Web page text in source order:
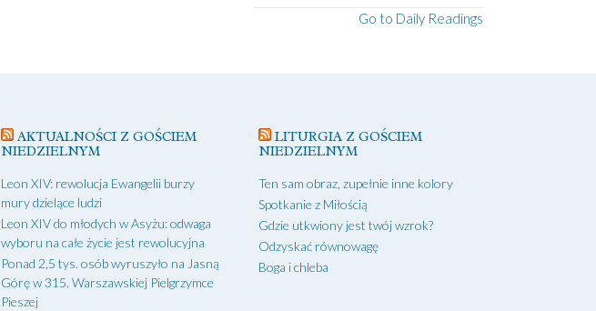
Go to Daily Readings
AKTUALNOŚCI Z GOŚCIEM
NIEDZIELNYM
Leon XIV: rewolucja Ewangelii burzy
mury dzielące ludzi
Leon XIV do młodych w Asyżu: odwaga
wyboru na całe życie jest rewolucyjna
Ponad 2,5 tys. osób wyruszyło na Jasną
Górę w 315. Warszawskiej Pielgrzymce
Pieszej
LITURGIA Z GOŚCIEM
NIEDZIELNYM
Ten sam obraz, zupełnie inne kolory
Spotkanie z Miłością
Gdzie utkwiony jest twój wzrok?
Odzyskać równowagę
Boga i chleba